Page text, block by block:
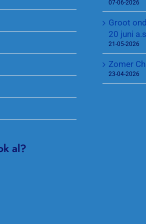
al?
07-06-2026
Groot
20 juni
21-05-2026
Zomer
23-04-2026